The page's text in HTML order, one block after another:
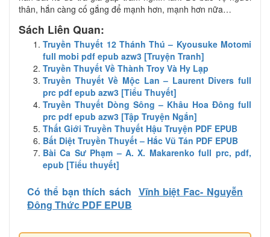
thân, hắn càng cố gắng để mạnh hơn, mạnh hơn nữa…
Sách Liên Quan:
Truyền Thuyết 12 Thánh Thú – Kyousuke Motomi
full mobi pdf epub azw3 [Truyện Tranh]
Truyền Thuyết Về Thành Troy Và Hy Lạp
Truyền Thuyết Về Mộc Lan – Laurent Divers full
prc pdf epub azw3 [Tiểu Thuyết]
Truyền Thuyết Dòng Sông – Khâu Hoa Đông full
prc pdf epub azw3 [Tập Truyện Ngắn]
Thất Giới Truyền Thuyết Hậu Truyện PDF EPUB
Bất Diệt Truyền Thuyết – Hắc Vũ Tán PDF EPUB
Bài Ca Sư Phạm – A. X. Makarenko full prc, pdf,
epub [Tiểu thuyết]
Có thể bạn thích sách Vĩnh biệt Fac- Nguyễn
Đông Thức PDF EPUB